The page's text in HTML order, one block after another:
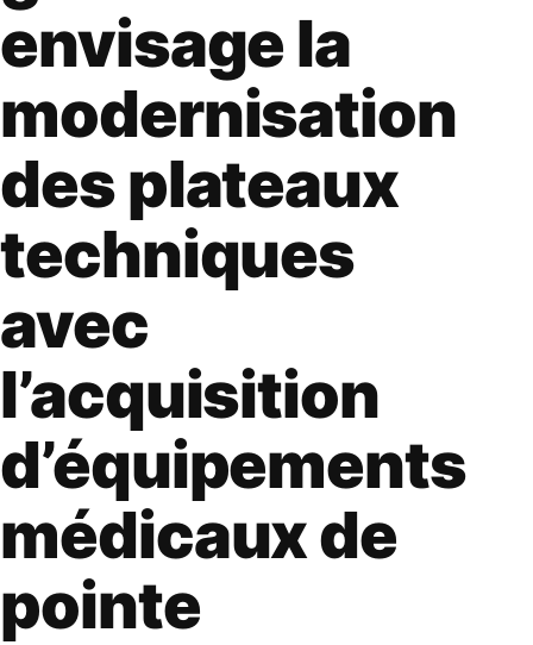
envisage la
modernisation
des plateaux
techniques
avec
l’acquisition
d’équipements
médicaux de
pointe